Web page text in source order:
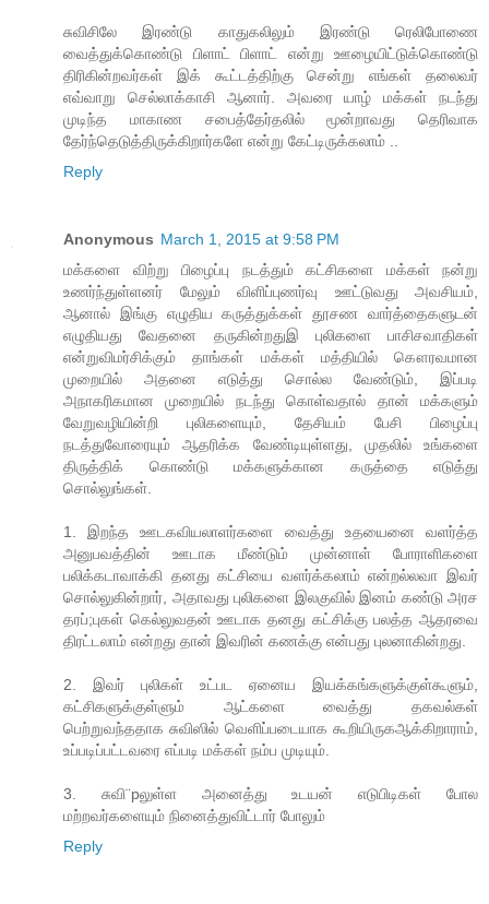
சுவிசிலே இரண்டு காதுகலிலும் இரண்டு ரெலிபோணை
வைத்துக்கொண்டு பிளாட் பிளாட் என்று ஊழையிட்டுக்கொண்டு
திரிகின்றவர்கள் இக் கூட்டத்திற்கு சென்று எங்கள் தலைவர்
எவ்வாறு செல்லாக்காசி ஆனார். அவரை யாழ் மக்கள் நடந்து
முடிந்த மாகாண சபைத்தேர்தலில் மூன்றாவது தெரிவாக
தேர்ந்தெடுத்திருக்கிறார்களே என்று கேட்டிருக்கலாம் ..
Reply
Anonymous March 1, 2015 at 9:58 PM
மக்களை விற்று பிழைப்பு நடத்தும் கட்சிகளை மக்கள் நன்று
உணர்ந்துள்ளனர் மேலும் விளிப்புணர்வு ஊட்டுவது அவசியம்,
ஆனால் இங்கு எழுதிய கருத்துக்கள் தூசண வார்த்தைகளுடன்
எழுதியது வேதனை தருகின்றதுஇ புலிகளை பாசிசவாதிகள்
என்றுவிமர்சிக்கும் தாங்கள் மக்கள் மத்தியில் கௌரவமான
முறையில் அதனை எடுத்து சொல்ல வேண்டும், இப்படி
அநாகரிகமான முறையில் நடந்து கொள்வதால் தான் மக்களும்
வேறுவழியின்றி புலிகளையும், தேசியம் பேசி பிழைப்பு
நடத்துவோரையும் ஆதரிக்க வேண்டியுள்ளது, முதலில் உங்களை
திருத்திக் கொண்டு மக்களுக்கான கருத்தை எடுத்து
சொல்லுங்கள்.
1. இறந்த ஊடகவியலாளர்களை வைத்து உதயைனை வளர்த்த
அனுபவத்தின் ஊடாக மீண்டும் முன்னாள் போராளிகளை
பலிக்கடாவாக்கி தனது கட்சியை வளர்க்கலாம் என்றல்லவா இவர்
சொல்லுகின்றார், அதாவது புலிகளை இலகுவில் இனம் கண்டு அரச
தரப்;புகள் கெல்லுவதன் ஊடாக தனது கட்சிக்கு பலத்த ஆதரவை
திரட்டலாம் என்றது தான் இவரின் கணக்கு என்பது புலனாகின்றது.
2. இவர் புலிகள் உட்பட ஏனைய இயக்கங்களுக்குள்கூளும்,
கட்சிகளுக்குள்ளும் ஆட்களை வைத்து தகவல்கள்
பெற்றுவந்ததாக சுவிஸில் வெளிப்படையாக கூறியிருகஆக்கிறாராம்,
உப்படிப்பட்டவரை எப்படி மக்கள் நம்ப முடியும்.
3. சுவி¨pலுள்ள அனைத்து உடயன் எடுபிடிகள் போல
மற்றவர்களையும் நினைத்துவிட்டார் போலும்
Reply